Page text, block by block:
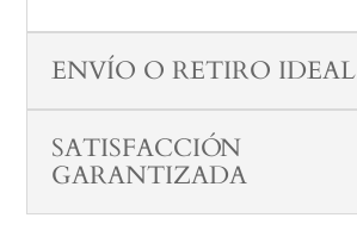
ENVÍO O RETIRO IDEAL
SATISFACCIÓN
GARANTIZADA